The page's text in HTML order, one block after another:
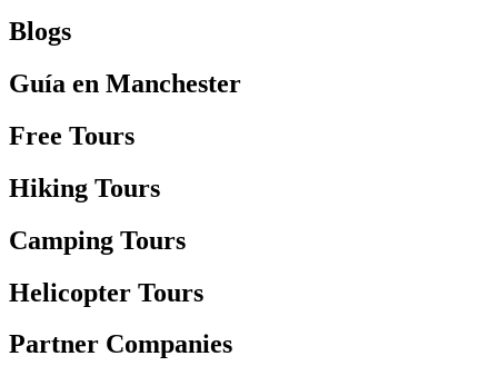
Blogs
Guía en Manchester
Free Tours
Hiking Tours
Camping Tours
Helicopter Tours
Partner Companies